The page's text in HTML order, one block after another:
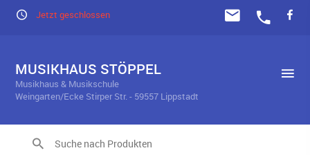
Jetzt geschlossen
MUSIKHAUS STÖPPEL
Musikhaus & Musikschule
Weingarten/Ecke Stirper Str. - 59557 Lippstadt